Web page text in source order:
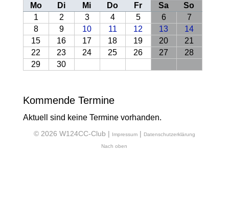
MontagDienstag
Mittwoch
Donnerstag
FreitagSamstag
So
1
2 3 4 5 6
7
8
9 10 11 12 13
14
15
16 17 18 19 20
21
22
23 24 25 26 27
28
29
30
Kommende Termine
Aktuell sind keine Termine vorhanden.
© 2026 W124CC-Club | Impressum| Datenschutzerklärung
Nach oben